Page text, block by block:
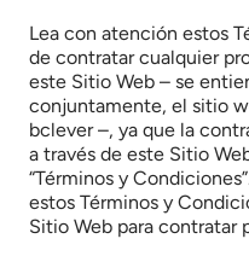
Casos de éxito
Contacto
Lea con atención estos
de contratar cualquier
este Sitio Web – se
conjuntamente, el sitio
bclever –, ya que la
a través de este Sitio
“Términos y
estos Términos y
Sitio Web para contratar